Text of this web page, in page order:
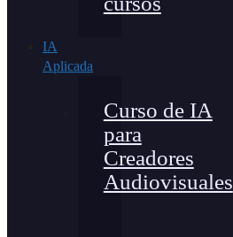
IA
Aplicada
Curso de IA
para
Creadores
Audiovisuales